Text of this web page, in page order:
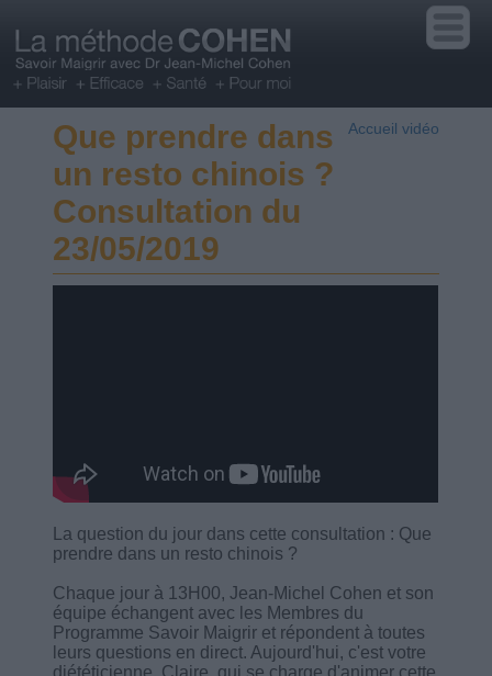
Accueil vidéo
Que prendre dans
un resto chinois ?
Consultation du
23/05/2019
La question du jour dans cette consultation : Que
prendre dans un resto chinois ?
Chaque jour à 13H00, Jean-Michel Cohen et son
équipe échangent avec les Membres du
Programme Savoir Maigrir et répondent à toutes
leurs questions en direct. Aujourd'hui, c'est votre
diététicienne, Claire, qui se charge d'animer cette